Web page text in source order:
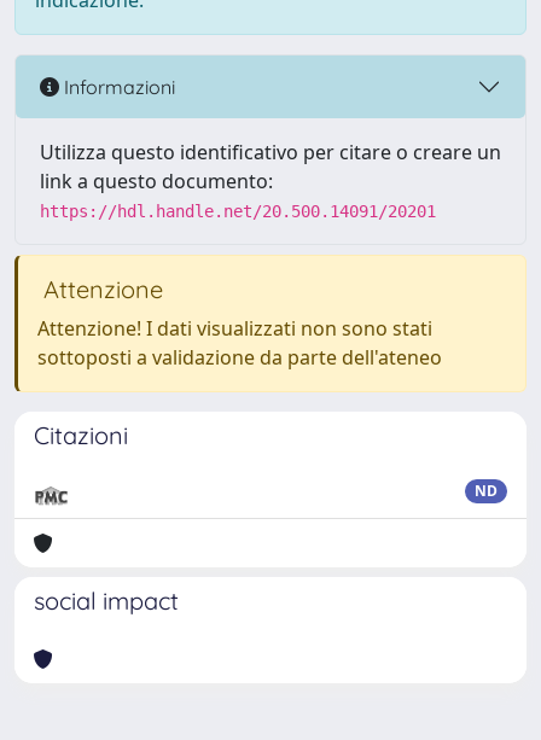
Informazioni
Utilizza questo identificativo per citare o creare un
link a questo documento:
https://hdl.handle.net/20.500.14091/20201
Attenzione
Attenzione! I dati visualizzati non sono stati
sottoposti a validazione da parte dell'ateneo
Citazioni
ND
social impact